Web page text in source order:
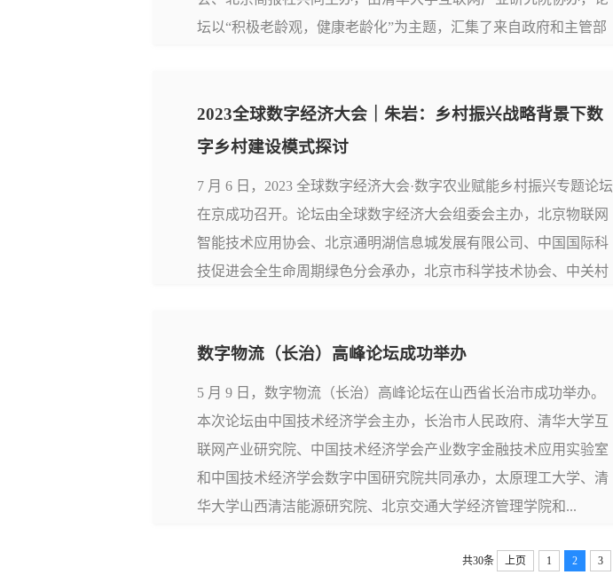
坛以“积极老龄观，健康老龄化”为主题，汇集了来自政府和主管部
2023全球数字经济大会｜朱岩：乡村振兴战略背景下数
字乡村建设模式探讨
7 月 6 日，2023 全球数字经济大会·数字农业赋能乡村振兴专题论坛
在京成功召开。论坛由全球数字经济大会组委会主办，北京物联网
智能技术应用协会、北京通明湖信息城发展有限公司、中国国际科
技促进会全生命周期绿色分会承办，北京市科学技术协会、中关村
邀请数字农业领域政府部门领导、高校科研院所知...
数字物流（长治）高峰论坛成功举办
5 月 9 日，数字物流（长治）高峰论坛在山西省长治市成功举办。
本次论坛由中国技术经济学会主办，长治市人民政府、清华大学互
联网产业研究院、中国技术经济学会产业数字金融技术应用实验室
和中国技术经济学会数字中国研究院共同承办，太原理工大学、清
华大学山西清洁能源研究院、北京交通大学经济管理学院和...
共30条 上页 1 2 3